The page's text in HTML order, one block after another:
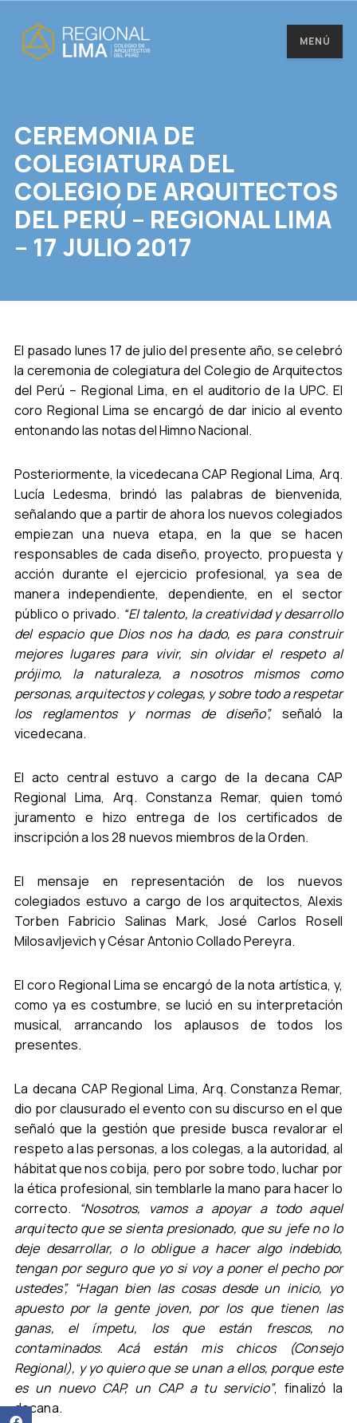
MENÚ
CEREMONIA DE
COLEGIATURA DEL
COLEGIO DE ARQUITECTOS
DEL PERÚ – REGIONAL LIMA
– 17 JULIO 2017
El pasado lunes 17 de julio del presente año, se celebró
la ceremonia de colegiatura del Colegio de Arquitectos
del Perú – Regional Lima, en el auditorio de la UPC. El
coro Regional Lima se encargó de dar inicio al evento
entonando las notas del Himno Nacional.
Posteriormente, la vicedecana CAP Regional Lima, Arq.
Lucía Ledesma, brindó las palabras de bienvenida,
señalando que a partir de ahora los nuevos colegiados
empiezan una nueva etapa, en la que se hacen
responsables de cada diseño, proyecto, propuesta y
acción durante el ejercicio profesional, ya sea de
manera independiente, dependiente, en el sector
público o privado. “El talento, la creatividad y desarrollo
del espacio que Dios nos ha dado, es para construir
mejores lugares para vivir, sin olvidar el respeto al
prójimo, la naturaleza, a nosotros mismos como
personas, arquitectos y colegas, y sobre todo a respetar
los reglamentos y normas de diseño”, señaló la
vicedecana.
El acto central estuvo a cargo de la decana CAP
Regional Lima, Arq. Constanza Remar, quien tomó
juramento e hizo entrega de los certificados de
inscripción a los 28 nuevos miembros de la Orden.
El mensaje en representación de los nuevos
colegiados estuvo a cargo de los arquitectos, Alexis
Torben Fabricio Salinas Mark, José Carlos Rosell
Milosavljevich y César Antonio Collado Pereyra.
El coro Regional Lima se encargó de la nota artística, y,
como ya es costumbre, se lució en su interpretación
musical, arrancando los aplausos de todos los
presentes.
La decana CAP Regional Lima, Arq. Constanza Remar,
dio por clausurado el evento con su discurso en el que
señaló que la gestión que preside busca revalorar el
respeto a las personas, a los colegas, a la autoridad, al
hábitat que nos cobija, pero por sobre todo, luchar por
la ética profesional, sin temblarle la mano para hacer lo
correcto.
“Nosotros, vamos a apoyar a todo aquel
arquitecto que se sienta presionado, que su jefe no lo
deje desarrollar, o lo obligue a hacer algo indebido,
tengan por seguro que yo si voy a poner el pecho por
ustedes”, “Hagan bien las cosas desde un inicio, yo
apuesto por la gente joven, por los que tienen las
ganas, el ímpetu, los que están frescos, no
contaminados. Acá están mis chicos (Consejo
Regional), y yo quiero que se unan a ellos, porque este
es un nuevo CAP, un CAP a tu servicio”, finalizó la
decana.